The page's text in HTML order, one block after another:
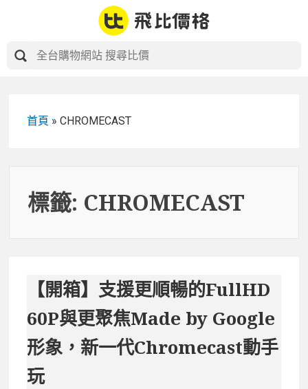
首頁 » CHROMECAST
標籤: CHROMECAST
【開箱】支援更順暢的FullHD
60P與更聚焦Made by Google
形象，新一代Chromecast動手
玩